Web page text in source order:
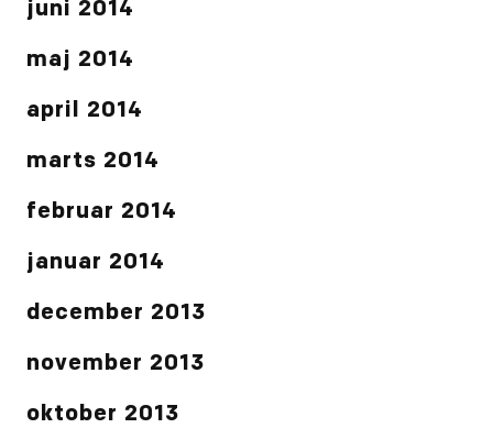
juni 2014
maj 2014
april 2014
marts 2014
februar 2014
januar 2014
december 2013
november 2013
oktober 2013